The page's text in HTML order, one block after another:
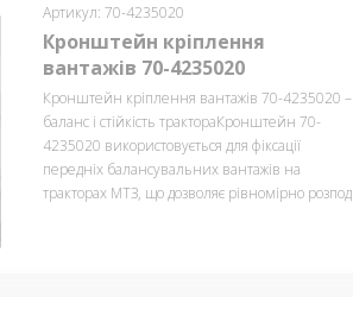
Артикул: 70-4235020
Кронштейн кріплення
вантажів 70-4235020
Кронштейн кріплення вантажів 70-4235020 –
баланс і стійкість трактораКронштейн 70-
4235020 використовується для фіксації
передніх балансувальних вантажів на
тракторах МТЗ, що дозволяє рівномірно розпод